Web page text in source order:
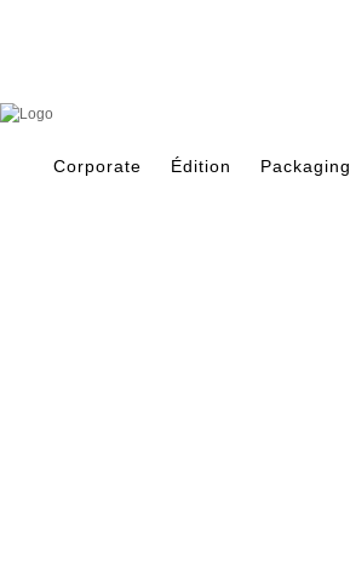
Corporate Édition Packaging